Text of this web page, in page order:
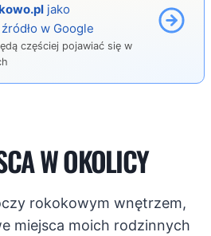
jako
w Google
częściej pojawiać się w
W OKOLICY
rokokowym wnętrzem,
miejsca moich rodzinnych